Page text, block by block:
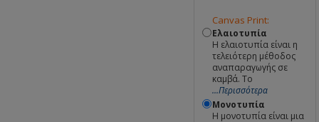
Canvas Print:
Ελαιοτυπία
Η ελαιοτυπία είναι η
τελειότερη μέθοδος
αναπαραγωγής σε
καμβά. Το
...Περισσότερα
Μονοτυπία
Η μονοτυπία είναι μια